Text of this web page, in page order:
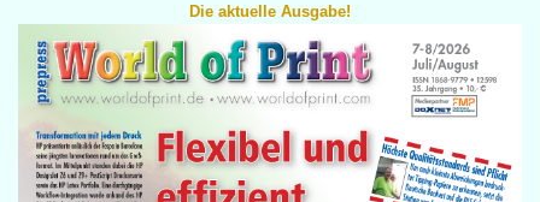
Die aktuelle Ausgabe!